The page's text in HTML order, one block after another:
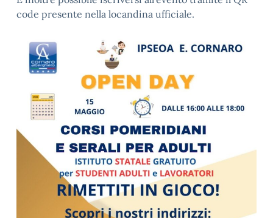
code presente nella locandina ufficiale.